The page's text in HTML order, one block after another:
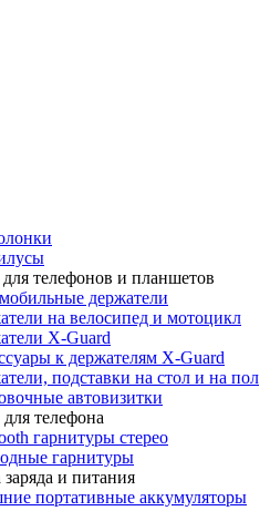
телефонов и планшетов
держатели
на велосипед и мотоцикл
X-Guard
к держателям X-Guard
подставки на стол и на пол
автовизитки
телефона
гарнитуры стерео
гарнитуры
заряда и питания
портативные аккумуляторы